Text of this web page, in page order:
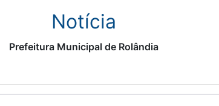
Notícia
Prefeitura Municipal de Rolândia